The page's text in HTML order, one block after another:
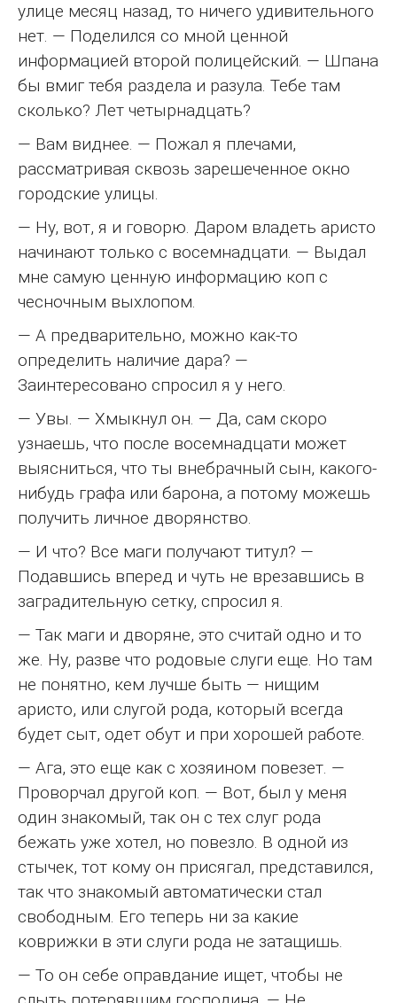
улице месяц назад, то ничего удивительного
нет. — Поделился со мной ценной
информацией второй полицейский. — Шпана
бы вмиг тебя раздела и разула. Тебе там
сколько? Лет четырнадцать?
— Вам виднее. — Пожал я плечами,
рассматривая сквозь зарешеченное окно
городские улицы.
— Ну, вот, я и говорю. Даром владеть аристо
начинают только с восемнадцати. — Выдал
мне самую ценную информацию коп с
чесночным выхлопом.
— А предварительно, можно как-то
определить наличие дара? —
Заинтересовано спросил я у него.
— Увы. — Хмыкнул он. — Да, сам скоро
узнаешь, что после восемнадцати может
выясниться, что ты внебрачный сын, какого-
нибудь графа или барона, а потому можешь
получить личное дворянство.
— И что? Все маги получают титул? —
Подавшись вперед и чуть не врезавшись в
заградительную сетку, спросил я.
— Так маги и дворяне, это считай одно и то
же. Ну, разве что родовые слуги еще. Но там
не понятно, кем лучше быть — нищим
аристо, или слугой рода, который всегда
будет сыт, одет обут и при хорошей работе.
— Ага, это еще как с хозяином повезет. —
Проворчал другой коп. — Вот, был у меня
один знакомый, так он с тех слуг рода
бежать уже хотел, но повезло. В одной из
стычек, тот кому он присягал, представился,
так что знакомый автоматически стал
свободным. Его теперь ни за какие
коврижки в эти слуги рода не затащишь.
— То он себе оправдание ищет, чтобы не